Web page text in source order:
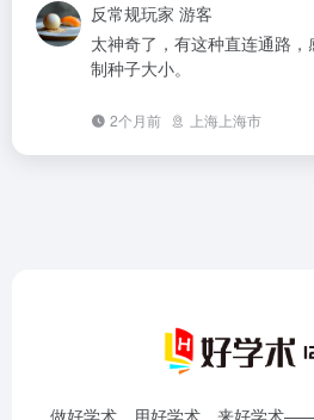
反常规玩家 游客
太神奇了，有这种直连通路
制种子大小。
2个月前 上海上海市
做好学术，用好学术，来好学术